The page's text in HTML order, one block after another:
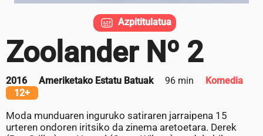
Zoolander Nº 2
2016 Ameriketako Estatu Batuak 96 min
Komedia
12+
Moda munduaren inguruko satiraren jarraipena 15
urteren ondoren iritsiko da zinema aretoetara. Derek
Azpititulatua